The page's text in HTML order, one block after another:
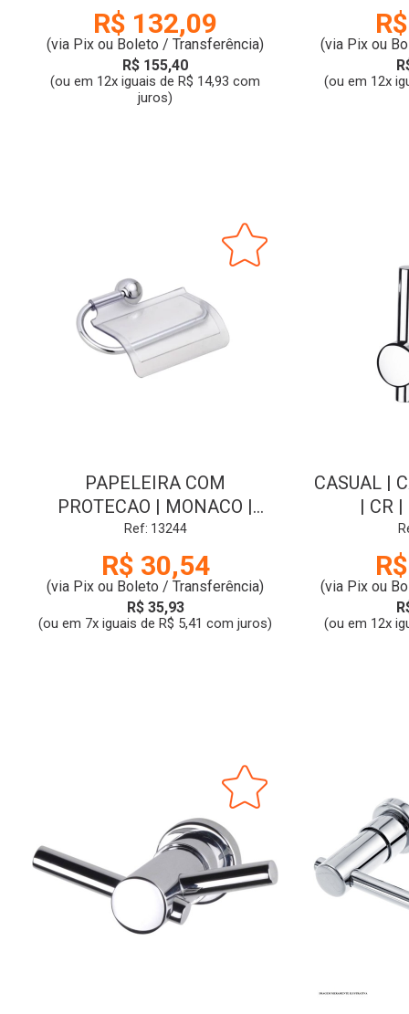
R$ 132,09
(via Pix ou Boleto / Transferência)
R$ 155,40
(ou em 12x iguais de R$ 14,93 com
juros)
(via Pix ou
(ou em 12x
PAPELEIRA COM
PROTECAO | MONACO |
CROMADO | DUDA
Ref: 13244
R$ 30,54
(via Pix ou Boleto / Transferência)
R$ 35,93
(ou em 7x iguais de R$ 5,41 com juros)
CASUAL |
| CR
(via Pix ou
(ou em 12x